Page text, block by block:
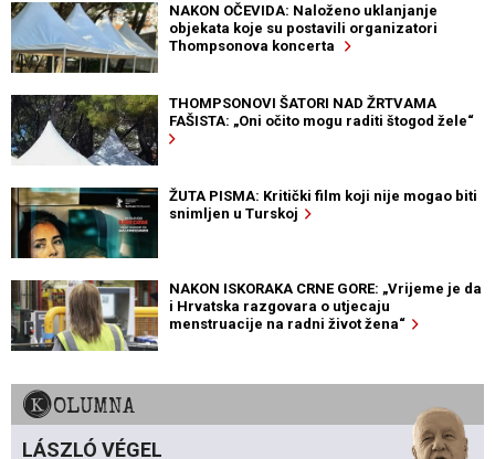
NAKON OČEVIDA: Naloženo uklanjanje
objekata koje su postavili organizatori
Thompsonova koncerta
THOMPSONOVI ŠATORI NAD ŽRTVAMA
FAŠISTA: „Oni očito mogu raditi štogod žele“
ŽUTA PISMA: Kritički film koji nije mogao biti
snimljen u Turskoj
NAKON ISKORAKA CRNE GORE: „Vrijeme je da
i Hrvatska razgovara o utjecaju
menstruacije na radni život žena“
KOLUMNA
LÁSZLÓ VÉGEL